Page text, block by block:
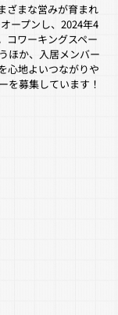
ざまな営みが育まれ
ープンし、2024年4
コワーキングスペー
ほか、入居メンバー
心地よいつながりや
を募集しています！